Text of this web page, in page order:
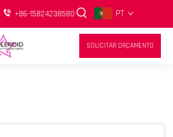
+86-15824238580 PT
SOLICITAR ORÇAMENTO